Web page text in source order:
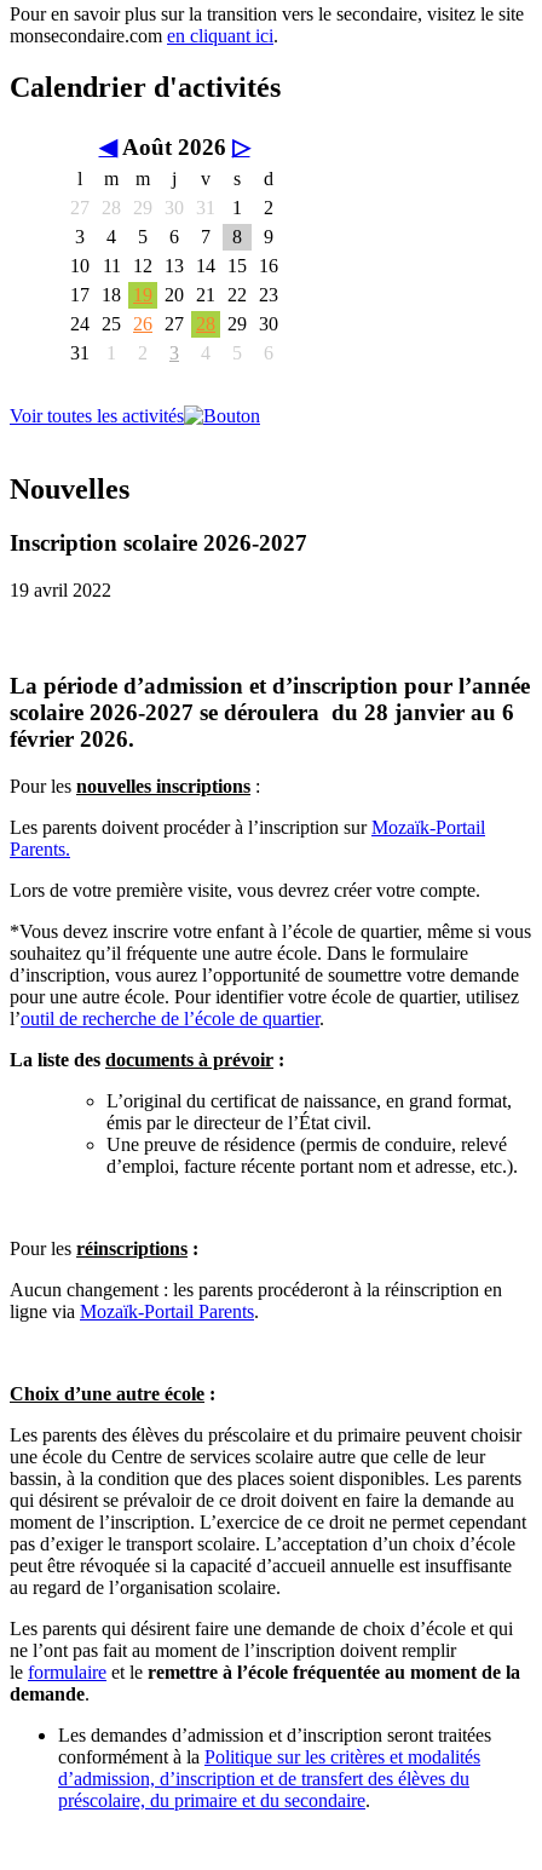
Pour en savoir plus sur la transition vers le secondaire, visitez le site
monsecondaire.com en cliquant ici.
Calendrier d'activités
◀ Août 2026 ▷
l m m j v s
d
27
28 29 30 31 1
2
3
4 5 6 7 8
9
10
11 12 13 14 15
16
17
18 19 20 21 22
23
24
25 26 27 28 29 30
31
1 2 3 4 5 6
Voir toutes les activités
Nouvelles
Inscription scolaire 2026-2027
19 avril 2022
La période d’admission et d’inscription pour l’année
scolaire 2026-2027 se déroulera du 28 janvier au 6
février 2026.
Pour les nouvelles inscriptions :
Les parents doivent procéder à l’inscription surMozaïk-Portail
Parents.
Lors de votre première visite, vous devrez créer votre compte.
*Vous devez inscrire votre enfant à l’école de quartier, même si vous
souhaitez qu’il fréquente une autre école. Dans le formulaire
d’inscription, vous aurez l’opportunité de soumettre votre demande
pour une autre école. Pour identifier votre école de quartier, utilisez
l’outil de recherche de l’école de quartier.
La liste des documents à prévoir :
L’original du certificat de naissance, en grand format,
émis par le directeur de l’État civil.
Une preuve de résidence (permis de conduire, relevé
d’emploi, facture récente portant nom et adresse, etc.).
Pour les réinscriptions :
Aucun changement : les parents procéderont à la réinscription en
ligne via Mozaïk-Portail Parents.
Choix d’une autre école :
Les parents des élèves du préscolaire et du primaire peuvent choisir
une école du Centre de services scolaire autre que celle de leur
bassin, à la condition que des places soient disponibles. Les parents
qui désirent se prévaloir de ce droit doivent en faire la demande au
moment de l’inscription. L’exercice de ce droit ne permet cependant
pas d’exiger le transport scolaire. L’acceptation d’un choix d’école
peut être révoquée si la capacité d’accueil annuelle est insuffisante
au regard de l’organisation scolaire.
Les parents qui désirent faire une demande de choix d’école et qui
ne l’ont pas fait au moment de l’inscription doivent remplir
le formulaire et le remettre à l’école fréquentée au moment de la
demande.
Les demandes d’admission et d’inscription seront traitées
conformément à la Politique sur les critères et modalités
d’admission, d’inscription et de transfert des élèves du
préscolaire, du primaire et du secondaire.